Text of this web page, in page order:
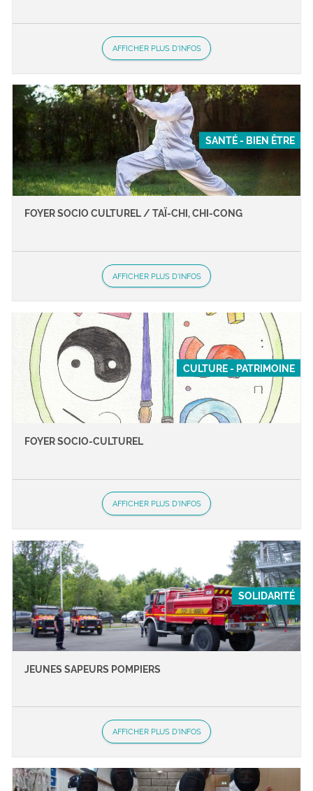
AFFICHER PLUS D'INFOS
SANTÉ - BIEN ÊTRE
FOYER SOCIO CULTUREL / TAÏ-CHI, CHI-CONG
AFFICHER PLUS D'INFOS
CULTURE - PATRIMOINE
FOYER SOCIO-CULTUREL
AFFICHER PLUS D'INFOS
SOLIDARITÉ
JEUNES SAPEURS POMPIERS
AFFICHER PLUS D'INFOS